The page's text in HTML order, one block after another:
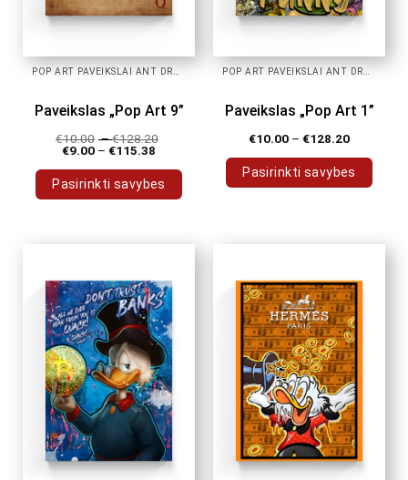
page
page
Paveikslas „Pop Art 9”
€10.00 –€128.20
€9.00 – €115.38
Pasirinkti savybes
variants.
The
options
may
be
chosen
on
the
product
page
Paveikslas „Pop Art 1”
€10.00 – €128.20
Pasirinkti savybes
The
options
may
be
chosen
on
the
product
page